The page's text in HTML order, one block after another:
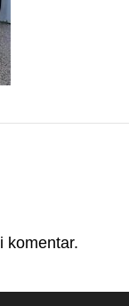
komentar.